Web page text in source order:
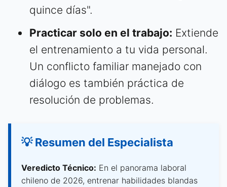
quince días".
Practicar solo en el trabajo: Extiende
el entrenamiento a tu vida personal.
Un conflicto familiar manejado con
diálogo es también práctica de
resolución de problemas.
💡 Resumen del Especialista
Veredicto Técnico: En el panorama laboral
chileno de 2026, entrenar habilidades blandas